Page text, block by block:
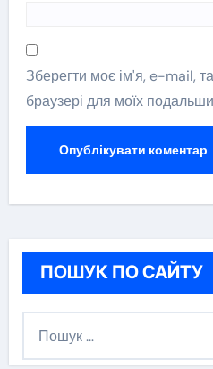
Зберегти моє ім'я, e-mail,
браузері для моїх
ПОШУК ПО САЙТУ